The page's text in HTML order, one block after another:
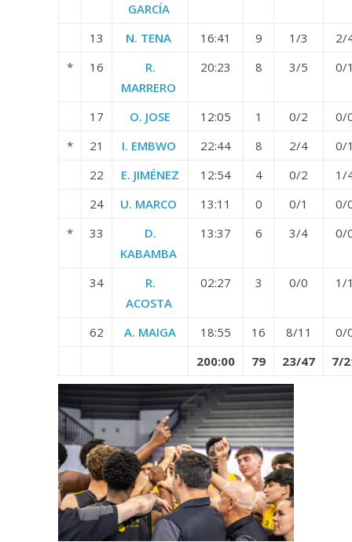
GARCÍA
13
N. TENA 16:41 9 1/3
2/
*
16
R.
MARRERO
20:23 8 3/5 0/
17 O. JOSE 12:05 1 0/2
0/
*
21 I. EMBWO 22:44 8 2/4
0/
22
E. JIMÉNEZ 12:54 4 0/2
1/
24
U. MARCO 13:11 0 0/1
0/
*
33
D.
KABAMBA
13:37 6 3/4 0/
34
R.
ACOSTA
02:27 3 0/0 1/
62 A. MAIGA 18:55 16 8/11
0/
200:00
79 23/47 7/